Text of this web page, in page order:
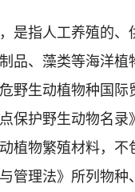
是指人工养殖的、
品、藻类等海洋植
野生动植物种国际
保护野生动物名录
植物繁殖材料，不
管理法》所列物种